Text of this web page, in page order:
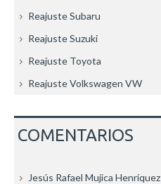
Reajuste Subaru
Reajuste Suzuki
Reajuste Toyota
Reajuste Volkswagen VW
COMENTARIOS
Jesús Rafael Mujica Henríquez